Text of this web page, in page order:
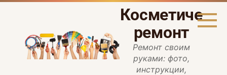
Перейти
ремонт
Ремонт своим
руками: фото,
инструкции,